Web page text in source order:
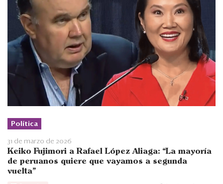
Política
31 de marzo de 2026
Keiko Fujimori a Rafael López Aliaga: “La mayoría
de peruanos quiere que vayamos a segunda
vuelta”